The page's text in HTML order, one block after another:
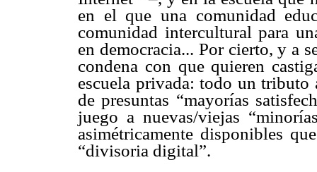
en el que una comunidad
comunidad intercultural para
en democracia... Por cierto, y a
condena con que quieren
escuela privada: todo un
de presuntas “mayorías
juego a nuevas/viejas
asimétricamente disponibles
“divisoria digital”.